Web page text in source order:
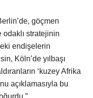
göçmen
odaklı stratejinin
endişelerin
Köln’de yılbaşı
‘kuzey Afrika
açıklamasıyla bu